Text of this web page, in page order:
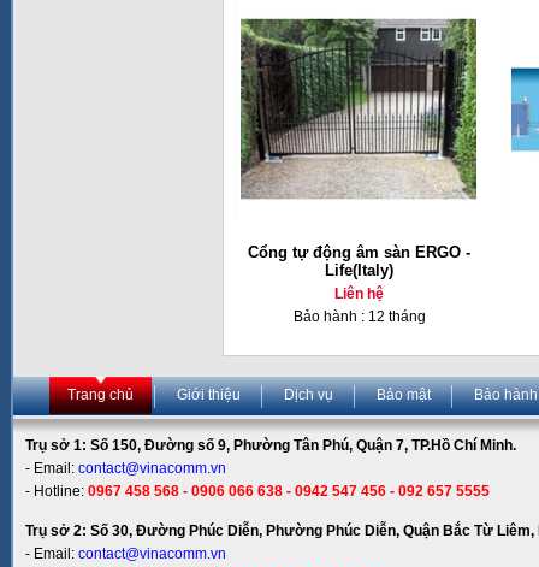
Cổng tự động âm sàn ERGO -
Life(Italy)
Liên hệ
Bảo hành : 12 tháng
Trang chủ Giới thiệu Dịch vụ Bảo mật Bảo hành
Trụ sở 1: Số 150, Đường số 9, Phường Tân Phú, Quận 7, TP.Hồ Chí Minh.
- Email: contact@vinacomm.vn
- Hotline: 0967 458 568 - 0906 066 638 - 0942 547 456 - 092 657 5555
Trụ sở 2: Số 30, Đường Phúc Diễn, Phường Phúc Diễn, Quận Bắc Từ Liêm,
- Email: contact@vinacomm.vn